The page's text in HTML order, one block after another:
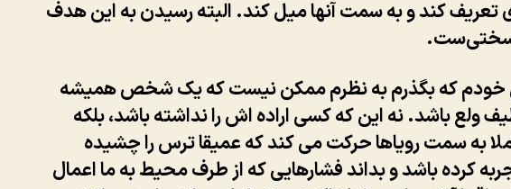
تعریف کند و به سمت آنها میل کند. البته رسیدن به این هدف
سختی‌ست.
خودم که بگذرم به نظرم ممکن نیست که یک شخص همیشه
ولع باشد. نه این که کسی اراده اش را نداشته باشد، بلکه
به سمت رویاها حرکت می کند که عمیقا ترس را چشیده
کرده باشد و بداند فشارهایی که از طرف محیط به ما اعمال